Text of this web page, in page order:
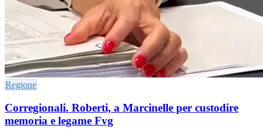
Regione
Corregionali. Roberti, a Marcinelle per custodire
memoria e legame Fvg